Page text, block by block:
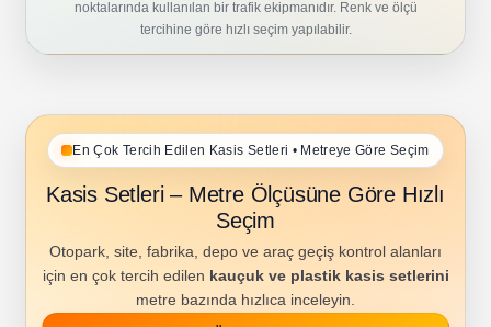
noktalarında kullanılan bir trafik ekipmanıdır. Renk ve ölçü
tercihine göre hızlı seçim yapılabilir.
En Çok Tercih Edilen Kasis Setleri • Metreye Göre Seçim
Kasis Setleri – Metre Ölçüsüne Göre Hızlı
Seçim
Otopark, site, fabrika, depo ve araç geçiş kontrol alanları
için en çok tercih edilen kauçuk ve plastik kasis setlerini
metre bazında hızlıca inceleyin.